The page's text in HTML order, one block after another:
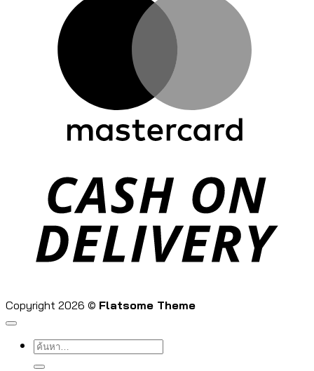
Copyright 2026 © Flatsome Theme
ค้นหา: